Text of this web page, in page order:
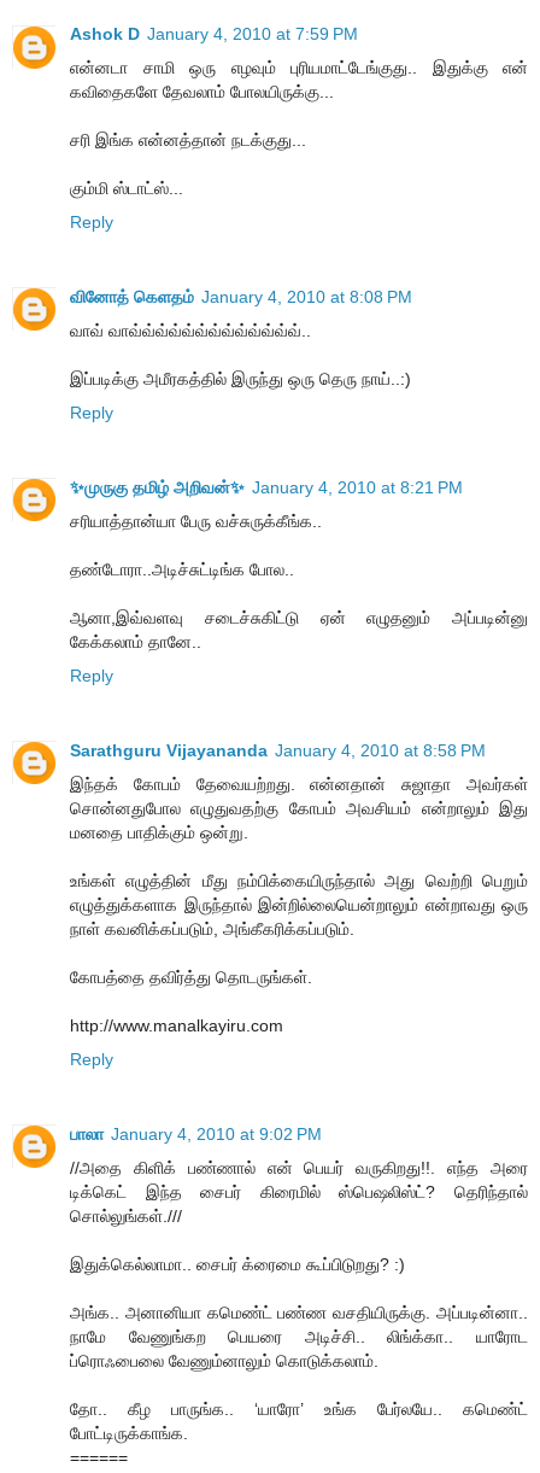
Ashok D January 4, 2010 at 7:59 PM
என்னடா சாமி ஒரு எழவும் புரியமாட்டேங்குது.. இதுக்கு என்
கவிதைகளே தேவலாம் போலயிருக்கு...
சரி இங்க என்னத்தான் நடக்குது...
கும்மி ஸ்டாட்ஸ்...
Reply
வினோத் கெளதம் January 4, 2010 at 8:08 PM
வாவ் வாவ்வ்வ்வ்வ்வ்வ்வ்வ்வ்வ்வ்வ்..
இப்படிக்கு அமீரகத்தில் இருந்து ஒரு தெரு நாய்..:)
Reply
✨முருகு தமிழ் அறிவன்✨ January 4, 2010 at 8:21 PM
சரியாத்தான்யா பேரு வச்சுருக்கீங்க..
தண்டோரா..அடிச்சுட்டிங்க போல..
ஆனா,இவ்வளவு சடைச்சுகிட்டு ஏன் எழுதனும் அப்படின்னு
கேக்கலாம் தானே..
Reply
Sarathguru Vijayananda January 4, 2010 at 8:58 PM
இந்தக் கோபம் தேவையற்றது. என்னதான் சுஜாதா அவர்கள்
சொன்னதுபோல எழுதுவதற்கு கோபம் அவசியம் என்றாலும் இது
மனதை பாதிக்கும் ஒன்று.
உங்கள் எழுத்தின் மீது நம்பிக்கையிருந்தால் அது வெற்றி பெறும்
எழுத்துக்களாக இருந்தால் இன்றில்லையென்றாலும் என்றாவது ஒரு
நாள் கவனிக்கப்படும், அங்கீகரிக்கப்படும்.
கோபத்தை தவிர்த்து தொடருங்கள்.
http://www.manalkayiru.com
Reply
பாலா January 4, 2010 at 9:02 PM
//அதை கிளிக் பண்ணால் என் பெயர் வருகிறது!!. எந்த அரை
டிக்கெட் இந்த சைபர் கிரைமில் ஸ்பெஷலிஸ்ட்? தெரிந்தால்
சொல்லுங்கள்.///
இதுக்கெல்லாமா.. சைபர் க்ரைமை கூப்பிடுறது? :)
அங்க.. அனானியா கமெண்ட் பண்ண வசதியிருக்கு. அப்படின்னா..
நாமே வேணுங்கற பெயரை அடிச்சி.. லிங்க்கா.. யாரோட
ப்ரொஃபைலை வேணும்னாலும் கொடுக்கலாம்.
தோ.. கீழ பாருங்க.. ‘யாரோ’ உங்க பேர்லயே.. கமெண்ட்
போட்டிருக்காங்க.
======